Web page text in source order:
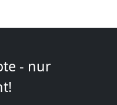
- nur